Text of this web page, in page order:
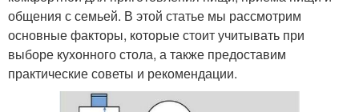
общения с семьей. В этой статье мы рассмотрим
основные факторы, которые стоит учитывать при
выборе кухонного стола, а также предоставим
практические советы и рекомендации.